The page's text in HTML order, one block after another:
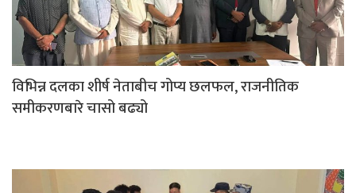
विभिन्न दलका शीर्ष नेताबीच गोप्य छलफल, राजनीतिक
समीकरणबारे चासो बढ्यो